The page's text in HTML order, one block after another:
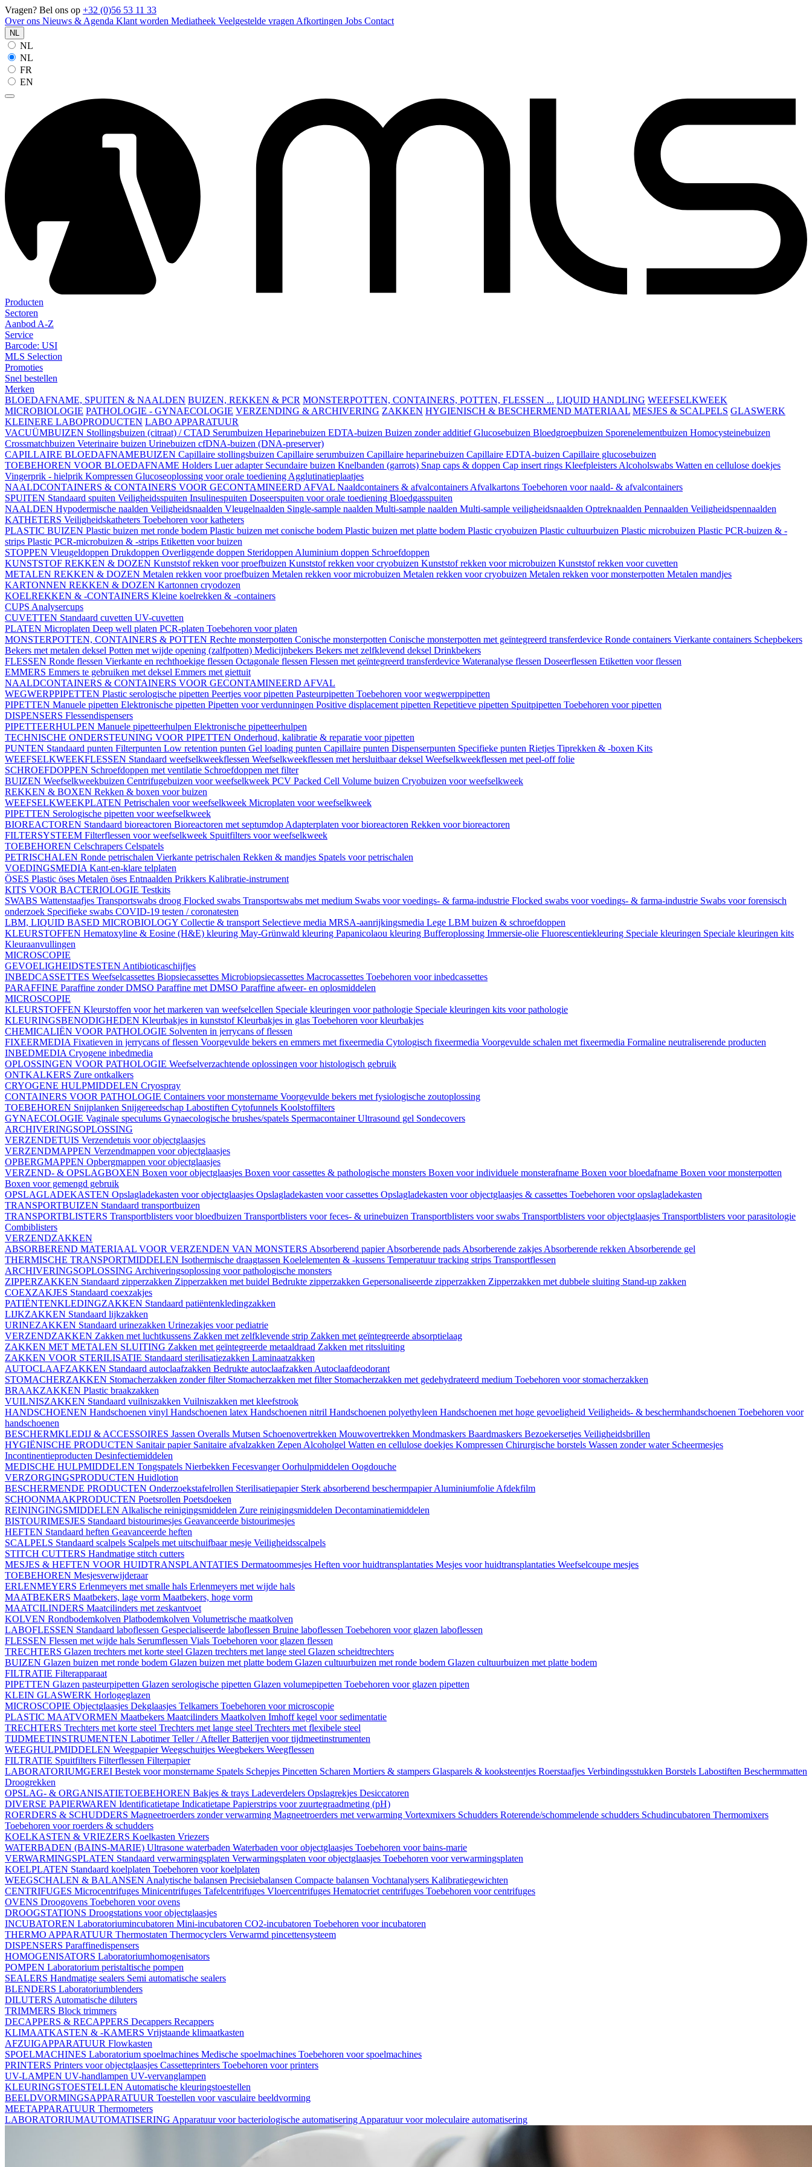
Vragen? Bel ons op +32 (0)56 53 11 33
Over ons Nieuws & Agenda Klant worden Mediatheek Veelgestelde vragen Afkortingen Jobs Contact
NL
NL
NL
FR
EN
Producten
Sectoren
Aanbod A-Z
Service
Barcode: USI
MLS Selection
Promoties
Snel bestellen
Merken
BLOEDAFNAME, SPUITEN & NAALDEN BUIZEN, REKKEN & PCR MONSTERPOTTEN, CONTAINERS, POTTEN, FLESSEN ... LIQUID HANDLING WEEFSELKWEEK
MICROBIOLOGIE PATHOLOGIE - GYNAECOLOGIE VERZENDING & ARCHIVERING ZAKKEN HYGIENISCH & BESCHERMEND MATERIAAL MESJES & SCALPELS GLASWERK
KLEINERE LABOPRODUCTEN LABO APPARATUUR
VACUÜMBUIZEN Stollingsbuizen (citraat) / CTAD Serumbuizen Heparinebuizen EDTA-buizen Buizen zonder additiefGlucosebuizen Bloedgroepbuizen Sporenelementbuizen Homocysteinebuizen
Crossmatchbuizen Veterinaire buizen Urinebuizen cfDNA-buizen (DNA-preserver)
CAPILLAIRE BLOEDAFNAMEBUIZEN Capillaire stollingsbuizen Capillaire serumbuizen Capillaire heparinebuizen Capillaire EDTA-buizen Capillaire glucosebuizen
TOEBEHOREN VOOR BLOEDAFNAME Holders Luer adapter Secundaire buizen Knelbanden (garrots) Snap caps & doppen Cap insert rings Kleefpleisters Alcoholswabs Watten en cellulose doekjes
Vingerprik - hielprik Kompressen Glucoseoplossing voor orale toediening Agglutinatieplaatjes
NAALDCONTAINERS & CONTAINERS VOOR GECONTAMINEERD AFVAL Naaldcontainers & afvalcontainers Afvalkartons Toebehoren voor naald- & afvalcontainers
SPUITEN Standaard spuiten Veiligheidsspuiten Insulinespuiten Doseerspuiten voor orale toediening Bloedgasspuiten
NAALDEN Hypodermische naalden Veiligheidsnaalden Vleugelnaalden Single-sample naalden Multi-sample naalden Multi-sample veiligheidsnaalden Optreknaalden Pennaalden Veiligheidspennaalden
KATHETERS Veiligheidskatheters Toebehoren voor katheters
PLASTIC BUIZEN Plastic buizen met ronde bodem Plastic buizen met conische bodem Plastic buizen met platte bodem Plastic cryobuizen Plastic cultuurbuizen Plastic microbuizen Plastic PCR-buizen & -
strips Plastic PCR-microbuizen & -strips Etiketten voor buizen
STOPPEN Vleugeldoppen Drukdoppen Overliggende doppen Steridoppen Aluminium doppen Schroefdoppen
KUNSTSTOF REKKEN & DOZEN Kunststof rekken voor proefbuizen Kunststof rekken voor cryobuizen Kunststof rekken voor microbuizen Kunststof rekken voor cuvetten
METALEN REKKEN & DOZEN Metalen rekken voor proefbuizen Metalen rekken voor microbuizen Metalen rekken voor cryobuizen Metalen rekken voor monsterpotten Metalen mandjes
KARTONNEN REKKEN & DOZEN Kartonnen cryodozen
KOELREKKEN & -CONTAINERS Kleine koelrekken & -containers
CUPS Analysercups
CUVETTEN Standaard cuvetten UV-cuvetten
PLATEN Microplaten Deep well platen PCR-platen Toebehoren voor platen
MONSTERPOTTEN, CONTAINERS & POTTEN Rechte monsterpotten Conische monsterpotten Conische monsterpotten met geïntegreerd transferdevice Ronde containers Vierkante containers Schepbekers
Bekers met metalen deksel Potten met wijde opening (zalfpotten) Medicijnbekers Bekers met zelfklevend deksel Drinkbekers
FLESSEN Ronde flessen Vierkante en rechthoekige flessen Octagonale flessen Flessen met geïntegreerd transferdevice Wateranalyse flessen Doseerflessen Etiketten voor flessen
EMMERS Emmers te gebruiken met deksel Emmers met giettuit
NAALDCONTAINERS & CONTAINERS VOOR GECONTAMINEERD AFVAL
WEGWERPPIPETTEN Plastic serologische pipetten Peertjes voor pipetten Pasteurpipetten Toebehoren voor wegwerppipetten
PIPETTEN Manuele pipetten Elektronische pipetten Pipetten voor verdunningen Positive displacement pipetten Repetitieve pipetten Spuitpipetten Toebehoren voor pipetten
DISPENSERS Flessendispensers
PIPETTEERHULPEN Manuele pipetteerhulpen Elektronische pipetteerhulpen
TECHNISCHE ONDERSTEUNING VOOR PIPETTEN Onderhoud, kalibratie & reparatie voor pipetten
PUNTEN Standaard punten Filterpunten Low retention punten Gel loading punten Capillaire punten Dispenserpunten Specifieke punten Rietjes Tiprekken & -boxen Kits
WEEFSELKWEEKFLESSEN Standaard weefselkweekflessen Weefselkweekflessen met hersluitbaar deksel Weefselkweekflessen met peel-off folie
SCHROEFDOPPEN Schroefdoppen met ventilatie Schroefdoppen met filter
BUIZEN Weefselkweekbuizen Centrifugebuizen voor weefselkweek PCV Packed Cell Volume buizen Cryobuizen voor weefselkweek
REKKEN & BOXEN Rekken & boxen voor buizen
WEEFSELKWEEKPLATEN Petrischalen voor weefselkweek Microplaten voor weefselkweek
PIPETTEN Serologische pipetten voor weefselkweek
BIOREACTOREN Standaard bioreactoren Bioreactoren met septumdop Adapterplaten voor bioreactoren Rekken voor bioreactoren
FILTERSYSTEEM Filterflessen voor weefselkweek Spuitfilters voor weefselkweek
TOEBEHOREN Celschrapers Celspatels
PETRISCHALEN Ronde petrischalen Vierkante petrischalen Rekken & mandjes Spatels voor petrischalen
VOEDINGSMEDIA Kant-en-klare telplaten
ÖSES Plastic öses Metalen öses Entnaalden Prikkers Kalibratie-instrument
KITS VOOR BACTERIOLOGIE Testkits
SWABS Wattenstaafjes Transportswabs droog Flocked swabs Transportswabs met medium Swabs voor voedings- & farma-industrie Flocked swabs voor voedings- & farma-industrie Swabs voor forensisch
onderzoek Specifieke swabs COVID-19 testen / coronatesten
LBM, LIQUID BASED MICROBIOLOGY Collectie & transport Selectieve media MRSA-aanrijkingsmedia Lege LBM buizen & schroefdoppen
KLEURSTOFFEN Hematoxyline & Eosine (H&E) kleuring May-Grünwald kleuring Papanicolaou kleuring Bufferoplossing Immersie-olie Fluorescentiekleuring Speciale kleuringen Speciale kleuringen kits
Kleuraanvullingen
MICROSCOPIE
GEVOELIGHEIDSTESTEN Antibioticaschijfjes
INBEDCASSETTES Weefselcassettes Biopsiecassettes Microbiopsiecassettes Macrocassettes Toebehoren voor inbedcassettes
PARAFFINE Paraffine zonder DMSO Paraffine met DMSO Paraffine afweer- en oplosmiddelen
MICROSCOPIE
KLEURSTOFFEN Kleurstoffen voor het markeren van weefselcellen Speciale kleuringen voor pathologie Speciale kleuringen kits voor pathologie
KLEURINGSBENODIGHEDEN Kleurbakjes in kunststofKleurbakjes in glas Toebehoren voor kleurbakjes
CHEMICALIËN VOOR PATHOLOGIE Solventen in jerrycans of flessen
FIXEERMEDIA Fixatieven in jerrycans of flessen Voorgevulde bekers en emmers met fixeermedia Cytologisch fixeermedia Voorgevulde schalen met fixeermedia Formaline neutraliserende producten
INBEDMEDIA Cryogene inbedmedia
OPLOSSINGEN VOOR PATHOLOGIE Weefselverzachtende oplossingen voor histologisch gebruik
ONTKALKERS Zure ontkalkers
CRYOGENE HULPMIDDELEN Cryospray
CONTAINERS VOOR PATHOLOGIE Containers voor monstername Voorgevulde bekers met fysiologische zoutoplossing
TOEBEHOREN Snijplanken Snijgereedschap Labostiften Cytofunnels Koolstoffilters
GYNAECOLOGIE Vaginale speculums Gynaecologische brushes/spatels SpermacontainerUltrasound gel Sondecovers
ARCHIVERINGSOPLOSSING
VERZENDETUIS Verzendetuis voor objectglaasjes
VERZENDMAPPEN Verzendmappen voor objectglaasjes
OPBERGMAPPEN Opbergmappen voor objectglaasjes
VERZEND- & OPSLAGBOXEN Boxen voor objectglaasjes Boxen voor cassettes & pathologische monsters Boxen voor individuele monsterafname Boxen voor bloedafname Boxen voor monsterpotten
Boxen voor gemengd gebruik
OPSLAGLADEKASTEN Opslagladekasten voor objectglaasjes Opslagladekasten voor cassettes Opslagladekasten voor objectglaasjes & cassettes Toebehoren voor opslagladekasten
TRANSPORTBUIZEN Standaard transportbuizen
TRANSPORTBLISTERS Transportblisters voor bloedbuizen Transportblisters voor feces- & urinebuizen Transportblisters voor swabs Transportblisters voor objectglaasjes Transportblisters voor parasitologie
Combiblisters
VERZENDZAKKEN
ABSORBEREND MATERIAAL VOOR VERZENDEN VAN MONSTERS Absorberend papierAbsorberende pads Absorberende zakjes Absorberende rekken Absorberende gel
THERMISCHE TRANSPORTMIDDELEN Isothermische draagtassen Koelelementen & -kussens Temperatuur tracking strips Transportflessen
ARCHIVERINGSOPLOSSING Archiveringsoplossing voor pathologische monsters
ZIPPERZAKKEN Standaard zipperzakken Zipperzakken met buidel Bedrukte zipperzakken Gepersonaliseerde zipperzakken Zipperzakken met dubbele sluiting Stand-up zakken
COEXZAKJES Standaard coexzakjes
PATIËNTENKLEDINGZAKKEN Standaard patiëntenkledingzakken
LIJKZAKKEN Standaard lijkzakken
URINEZAKKEN Standaard urinezakken Urinezakjes voor pediatrie
VERZENDZAKKEN Zakken met luchtkussens Zakken met zelfklevende strip Zakken met geïntegreerde absorptielaag
ZAKKEN MET METALEN SLUITING Zakken met geïntegreerde metaaldraad Zakken met ritssluiting
ZAKKEN VOOR STERILISATIE Standaard sterilisatiezakken Laminaatzakken
AUTOCLAAFZAKKEN Standaard autoclaafzakken Bedrukte autoclaafzakken Autoclaafdeodorant
STOMACHERZAKKEN Stomacherzakken zonder filter Stomacherzakken met filter Stomacherzakken met gedehydrateerd medium Toebehoren voor stomacherzakken
BRAAKZAKKEN Plastic braakzakken
VUILNISZAKKEN Standaard vuilniszakken Vuilniszakken met kleefstrook
HANDSCHOENEN Handschoenen vinyl Handschoenen latex Handschoenen nitril Handschoenen polyethyleen Handschoenen met hoge gevoeligheid Veiligheids- & beschermhandschoenen Toebehoren voor
handschoenen
BESCHERMKLEDIJ & ACCESSOIRES Jassen Overalls Mutsen Schoenovertrekken Mouwovertrekken Mondmaskers Baardmaskers Bezoekersetjes Veiligheidsbrillen
HYGIËNISCHE PRODUCTEN Sanitair papier Sanitaire afvalzakken Zepen Alcoholgel Watten en cellulose doekjes Kompressen Chirurgische borstels Wassen zonder water Scheermesjes
Incontinentieproducten Desinfectiemiddelen
MEDISCHE HULPMIDDELEN Tongspatels Nierbekken FecesvangerOorhulpmiddelen Oogdouche
VERZORGINGSPRODUCTEN Huidlotion
BESCHERMENDE PRODUCTEN Onderzoekstafelrollen Sterilisatiepapier Sterk absorberend beschermpapierAluminiumfolie Afdekfilm
SCHOONMAAKPRODUCTEN Poetsrollen Poetsdoeken
REININGINGSMIDDELEN Alkalische reinigingsmiddelen Zure reinigingsmiddelen Decontaminatiemiddelen
BISTOURIMESJES Standaard bistourimesjes Geavanceerde bistourimesjes
HEFTEN Standaard heften Geavanceerde heften
SCALPELS Standaard scalpels Scalpels met uitschuifbaar mesje Veiligheidsscalpels
STITCH CUTTERS Handmatige stitch cutters
MESJES & HEFTEN VOOR HUIDTRANSPLANTATIES Dermatoommesjes Heften voor huidtransplantaties Mesjes voor huidtransplantaties Weefselcoupe mesjes
TOEBEHOREN Mesjesverwijderaar
ERLENMEYERS Erlenmeyers met smalle hals Erlenmeyers met wijde hals
MAATBEKERS Maatbekers, lage vorm Maatbekers, hoge vorm
MAATCILINDERS Maatcilinders met zeskantvoet
KOLVEN Rondbodemkolven Platbodemkolven Volumetrische maatkolven
LABOFLESSEN Standaard laboflessen Gespecialiseerde laboflessen Bruine laboflessen Toebehoren voor glazen laboflessen
FLESSEN Flessen met wijde hals Serumflessen Vials Toebehoren voor glazen flessen
TRECHTERS Glazen trechters met korte steel Glazen trechters met lange steel Glazen scheidtrechters
BUIZEN Glazen buizen met ronde bodem Glazen buizen met platte bodem Glazen cultuurbuizen met ronde bodem Glazen cultuurbuizen met platte bodem
FILTRATIE Filterapparaat
PIPETTEN Glazen pasteurpipetten Glazen serologische pipetten Glazen volumepipetten Toebehoren voor glazen pipetten
KLEIN GLASWERK Horlogeglazen
MICROSCOPIE Objectglaasjes Dekglaasjes Telkamers Toebehoren voor microscopie
PLASTIC MAATVORMEN Maatbekers Maatcilinders Maatkolven Imhoff kegel voor sedimentatie
TRECHTERS Trechters met korte steel Trechters met lange steel Trechters met flexibele steel
TIJDMEETINSTRUMENTEN LabotimerTeller / AftellerBatterijen voor tijdmeetinstrumenten
WEEGHULPMIDDELEN WeegpapierWeegschuitjes Weegbekers Weegflessen
FILTRATIE Spuitfilters Filterflessen Filterpapier
LABORATORIUMGEREI Bestek voor monstername Spatels Schepjes Pincetten Scharen Mortiers & stampers Glasparels & kooksteentjes Roerstaafjes Verbindingsstukken Borstels Labostiften Beschermmatten
Droogrekken
OPSLAG- & ORGANISATIETOEBEHOREN Bakjes & trays Ladeverdelers Opslagrekjes Desiccatoren
DIVERSE PAPIERWAREN Identificatietape Indicatietape Papierstrips voor zuurtegraadmeting (pH)
ROERDERS & SCHUDDERS Magneetroerders zonder verwarming Magneetroerders met verwarming Vortexmixers Schudders Roterende/schommelende schudders Schudincubatoren Thermomixers
Toebehoren voor roerders & schudders
KOELKASTEN & VRIEZERS Koelkasten Vriezers
WATERBADEN (BAINS-MARIE) Ultrasone waterbaden Waterbaden voor objectglaasjes Toebehoren voor bains-marie
VERWARMINGSPLATEN Standaard verwarmingsplaten Verwarmingsplaten voor objectglaasjes Toebehoren voor verwarmingsplaten
KOELPLATEN Standaard koelplaten Toebehoren voor koelplaten
WEEGSCHALEN & BALANSEN Analytische balansen Precisiebalansen Compacte balansen Vochtanalysers Kalibratiegewichten
CENTRIFUGES Microcentrifuges Minicentrifuges Tafelcentrifuges Vloercentrifuges Hematocriet centrifuges Toebehoren voor centrifuges
OVENS Droogovens Toebehoren voor ovens
DROOGSTATIONS Droogstations voor objectglaasjes
INCUBATOREN Laboratoriumincubatoren Mini-incubatoren CO2-incubatoren Toebehoren voor incubatoren
THERMO APPARATUUR Thermostaten Thermocyclers Verwarmd pincettensysteem
DISPENSERS Paraffinedispensers
HOMOGENISATORS Laboratoriumhomogenisators
POMPEN Laboratorium peristaltische pompen
SEALERS Handmatige sealers Semi automatische sealers
BLENDERS Laboratoriumblenders
DILUTERS Automatische diluters
TRIMMERS Block trimmers
DECAPPERS & RECAPPERS Decappers Recappers
KLIMAATKASTEN & -KAMERS Vrijstaande klimaatkasten
AFZUIGAPPARATUUR Flowkasten
SPOELMACHINES Laboratorium spoelmachines Medische spoelmachines Toebehoren voor spoelmachines
PRINTERS Printers voor objectglaasjes Cassetteprinters Toebehoren voor printers
UV-LAMPEN UV-handlampen UV-vervanglampen
KLEURINGSTOESTELLEN Automatische kleuringstoestellen
BEELDVORMINGSAPPARATUUR Toestellen voor vasculaire beeldvorming
MEETAPPARATUUR Thermometers
LABORATORIUMAUTOMATISERING Apparatuur voor bacteriologische automatisering Apparatuur voor moleculaire automatisering